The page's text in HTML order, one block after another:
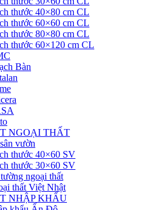
thước 40×80 cm CL
thước 60×60 cm CL
thước 80×80 cm CL
thước 60×120 cm CL
Bàn
NGOẠI THẤT
vườn
thước 40×60 SV
thước 30×60 SV
ngoại thất
thất Việt Nhật
NHẬP KHẨU